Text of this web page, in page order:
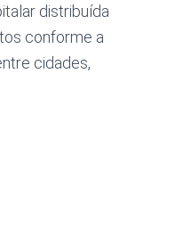
distribuída
conforme a
cidades,